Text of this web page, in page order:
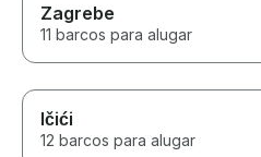
Zagrebe
11 barcos para alugar
Ičići
12 barcos para alugar